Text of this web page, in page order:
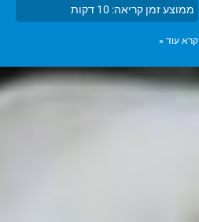
ממוצע זמן קריאה: 10 דקות
קרא עוד »